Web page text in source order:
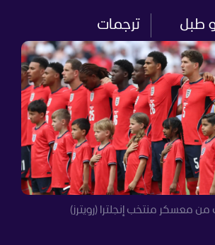
طبل ترجمات
معسكر منتخب إنجلترا (رويترز)